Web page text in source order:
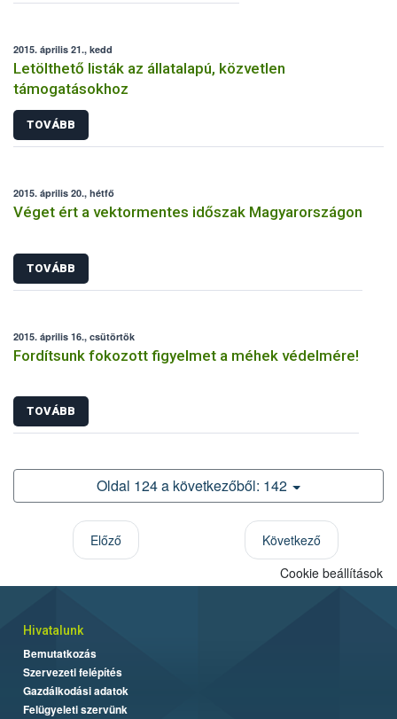
2015. április 21., kedd
Letölthető listák az állatalapú, közvetlen
támogatásokhoz
TOVÁBB
2015. április 20., hétfő
Véget ért a vektormentes időszak Magyarországon
TOVÁBB
2015. április 16., csütörtök
Fordítsunk fokozott figyelmet a méhek védelmére!
TOVÁBB
Oldal 124 a következőből: 142
Előző
Következő
Cookie beállítások
Hivatalunk
Bemutatkozás
Szervezeti felépítés
Gazdálkodási adatok
Felügyeleti szervünk